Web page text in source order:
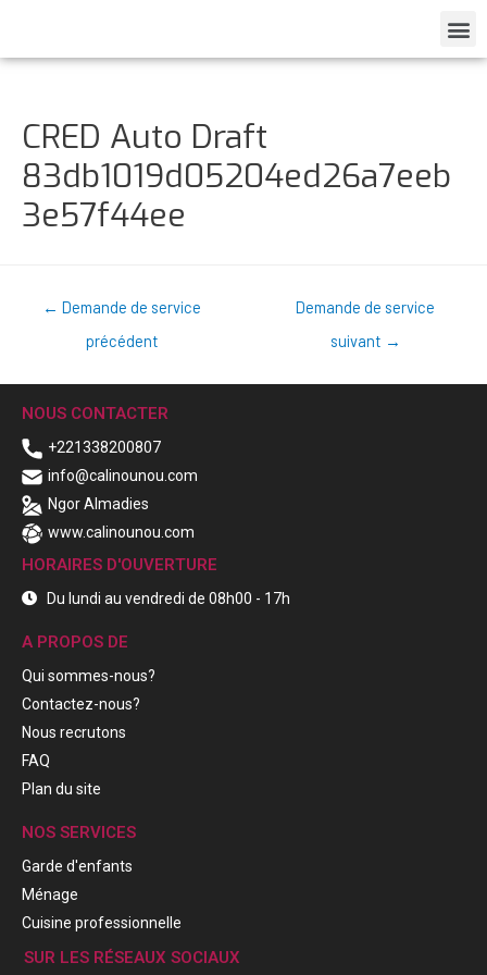
CRED Auto Draft
83db1019d05204ed26a7eeb
3e57f44ee
← Demande de service
précédent
Demande de service
suivant →
NOUS CONTACTER
+221338200807
info@calinounou.com
Ngor Almadies
www.calinounou.com
HORAIRES D'OUVERTURE
Du lundi au vendredi de 08h00 - 17h
A PROPOS DE
Qui sommes-nous?
Contactez-nous?
Nous recrutons
FAQ
Plan du site
NOS SERVICES
Garde d'enfants
Ménage
Cuisine professionnelle
SUR LES RÉSEAUX SOCIAUX